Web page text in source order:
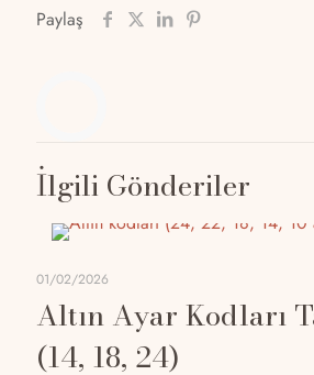
Paylaş
İlgili Gönderiler
01/02/2026
Altın Ayar Kodları
(14, 18, 24)